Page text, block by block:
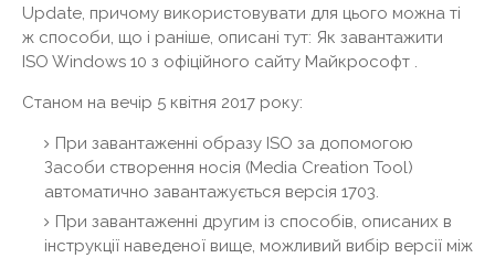
Update, причому використовувати для цього можна ті
ж способи, що і раніше, описані тут: Як завантажити
ISO Windows 10 з офіційного сайту Майкрософт .
Станом на вечір 5 квітня 2017 року:
При завантаженні образу ISO за допомогою
Засоби створення носія (Media Creation Tool)
автоматично завантажується версія 1703.
При завантаженні другим із способів, описаних в
інструкції наведеної вище, можливий вибір версії між